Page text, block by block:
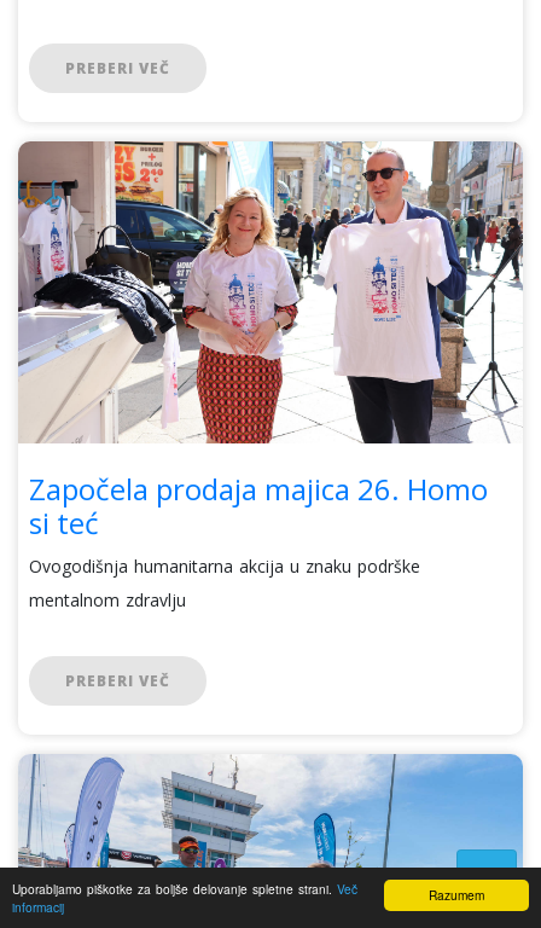
Razumem
Uporabljamo piškotke za boljše delovanje spletne strani. Več
informacij
PREBERI VEČ
Započela prodaja majica 26. Homo
si teć
Ovogodišnja humanitarna akcija u znaku podrške
mentalnom zdravlju
PREBERI VEČ